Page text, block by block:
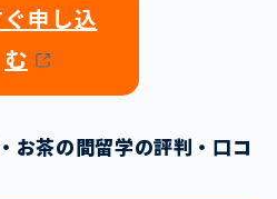
申し込
む
お茶の間留学の評判・口コ